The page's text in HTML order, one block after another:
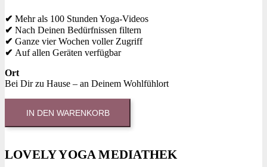
✔ Mehr als 100 Stunden Yoga-Videos
✔ Nach Deinen Bedürfnissen filtern
✔ Ganze vier Wochen voller Zugriff
✔ Auf allen Geräten verfügbar
Ort
Bei Dir zu Hause – an Deinem Wohlfühlort
Mediathek
IN DEN WARENKORB
LOVELY YOGA MEDIATHEK